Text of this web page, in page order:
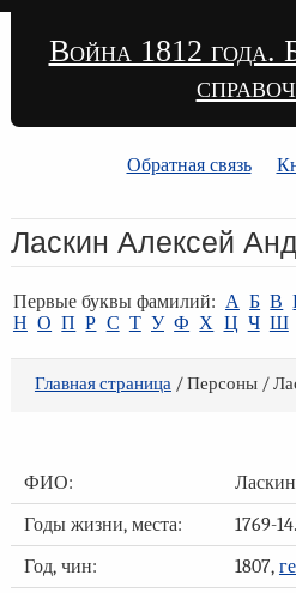
Война 1812 года.
Обратная связь
Ласкин Алексей
Первые буквы фамилий: А Б В
Н О П Р С Т У Ф Х Ц Ч Ш
Главная страница/ Персоны /
ФИО:
Годы жизни, места:
1769-
Год, чин:
1807,